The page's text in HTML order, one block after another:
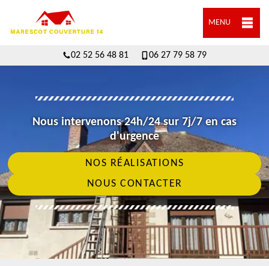
MENU
02 52 56 48 81 06 27 79 58 79
Nous intervenons 24h/24 sur 7j/7 en cas
d'urgence
NOS RÉALISATIONS
NOUS CONTACTER